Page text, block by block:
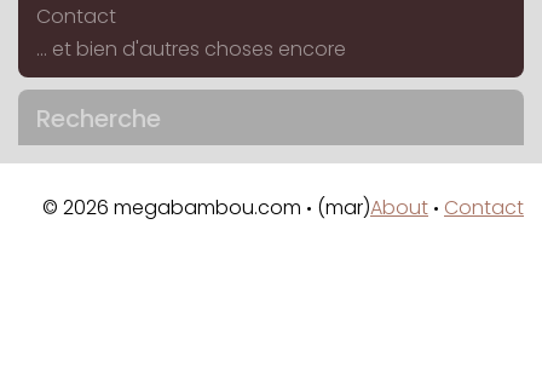
Contact
... et bien d'autres choses encore
Recherche
© 2026 megabambou.com • (mar)About • Contact